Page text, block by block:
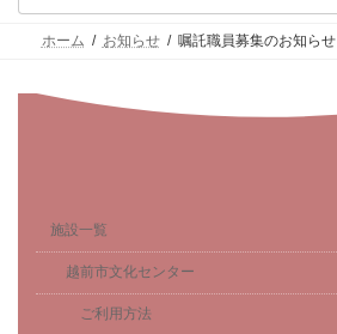
ホーム お知らせ 嘱託職員募集のお知らせ
施設一覧
越前市文化センター
ご利用方法